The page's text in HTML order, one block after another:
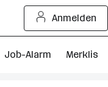
Anmelden
Job-Alarm Merkliste